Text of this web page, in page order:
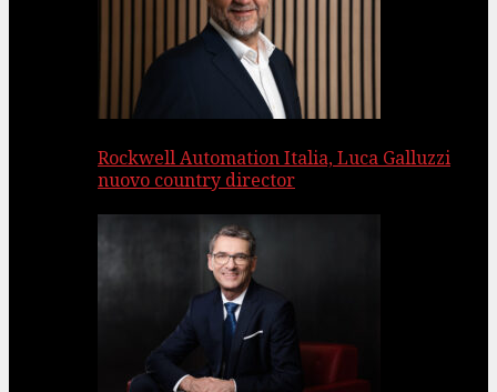
Rockwell Automation Italia, Luca Galluzzi
nuovo country director